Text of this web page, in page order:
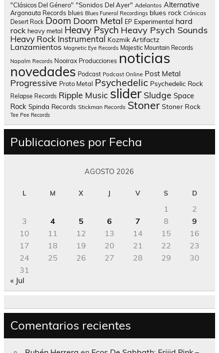
"Clásicos Del Género" "Sonidos Del Ayer" Adelantos Alternative
Argonauta Records blues Blues Funeral Recordings blues rock Crónicas
Desert Rock Doom Doom Metal EP Experimental hard
rock heavy metal Heavy Psych Heavy Psych Sounds
Heavy Rock Instrumental Kozmik Artifactz
Lanzamientos Magnetic Eye Records Majestic Mountain Records
Napalm Records Nooirax Producciones noticias
novedades Podcast Podcast Online Post Metal
Progressive Proto Metal Psychedelic Psychedelic Rock
Relapse Records Ripple Music slider Sludge Space
Rock Spinda Records Stickman Records Stoner Stoner Rock
Tee Pee Records
Publicaciones por Fecha
AGOSTO 2026
L M X J V S D
1
2
3
4 5 6 7 8
9
10
11 12 13 14 15
16
17
18 19 20 21 22
23
24
25 26 27 28 29
30
31
« Jul
Comentarios recientes